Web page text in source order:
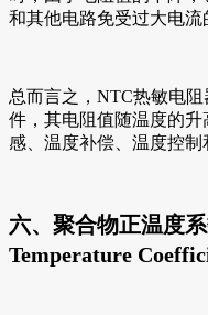
和其他电路免受过大电流
总而言之，NTC热敏电
件，其电阻值随温度的
感、温度补偿、温度控制
六、聚合物正温度
Temperature